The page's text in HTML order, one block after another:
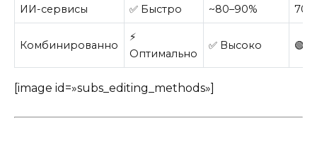
ИИ-сервисы ✅ Быстро ~80–90% 70%
Комбинированно
⚡
Оптимально
✅ Высоко 🟢
[image id=»subs_editing_methods»]